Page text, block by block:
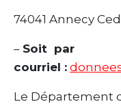
74041 Annecy
– Soit par
courriel :
Le Département